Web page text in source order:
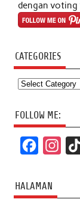
dengan voting
CATEGORIES
Categories
FOLLOW ME:
c
e
t
HALAMAN